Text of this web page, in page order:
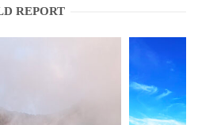
REPORT